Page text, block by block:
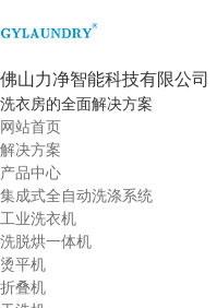
佛山力净智能科技有限公司
洗衣房的全面解决方案
网站首页
解决方案
产品中心
集成式全自动洗涤系统
工业洗衣机
洗脱烘一体机
烫平机
折叠机